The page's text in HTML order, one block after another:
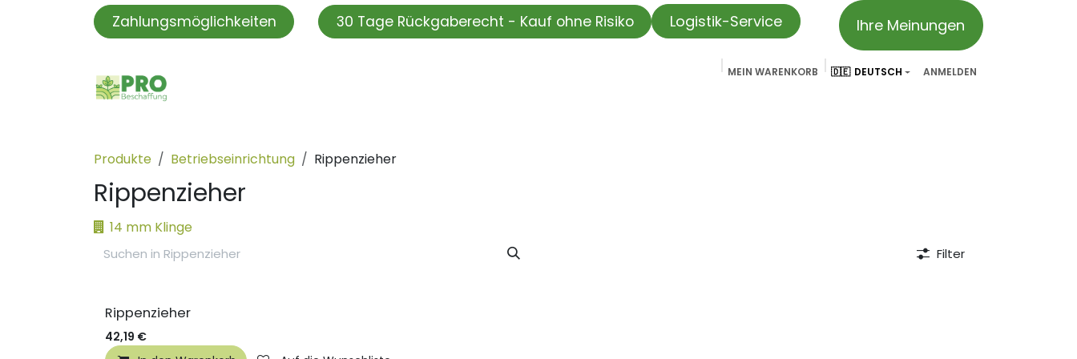
Zum Inhalt springen
Zahlungsmöglichkeiten 30 Tage Rückgaberecht - Kauf ohne Risiko Logistik-Service Ihre Meinungen
MEIN WARENKORB 🇩🇪 DEUTSCH ANMELDEN
Produkte Betriebseinrichtung Rippenzieher
Rippenzieher
14 mm Klinge
Filter
Rippenzieher
42,19 €